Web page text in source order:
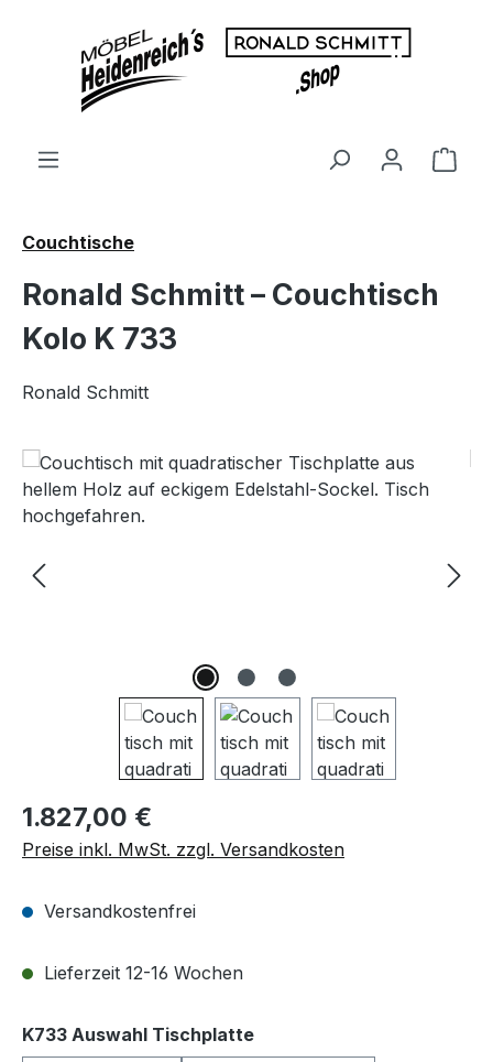
Zum Hauptinhalt springen
Couchtische
Ronald Schmitt – Couchtisch
Kolo K 733
Ronald Schmitt
Bildergalerie überspringen
Regulärer Preis:
1.827,00 €
Preise inkl. MwSt. zzgl. Versandkosten
Versandkostenfrei
Lieferzeit 12-16 Wochen
K733 Auswahl Tischplatteauswählen